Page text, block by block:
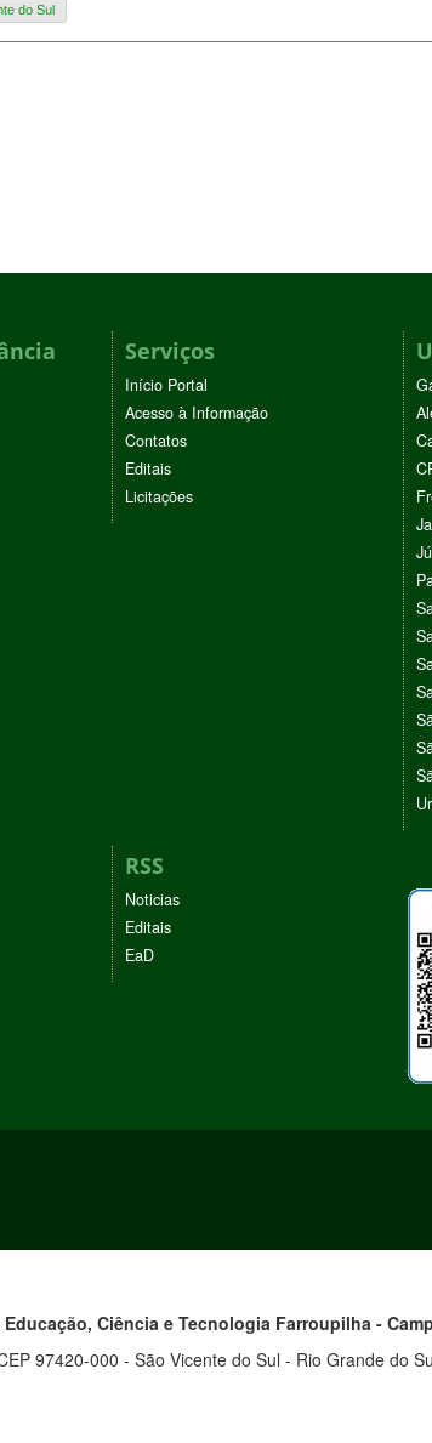
do Sul
Serviços
Início Portal
Acesso à Informação
Contatos
Editais
Licitações
RSS
Noticias
Editais
EaD
Ciência e Tecnologia Farroupilha -
97420-000 - São Vicente do Sul - Rio Grande do